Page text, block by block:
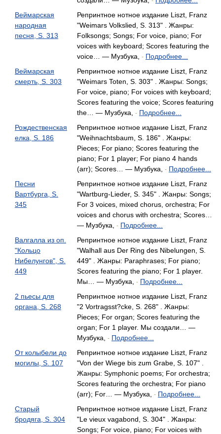
Веймарская
народная
песня, S. 313
Репринтное нотное издание Liszt, Franz
"Weimars Volkslied, S. 313" . Жанры:
Folksongs; Songs; For voice, piano; For
voices with keyboard; Scores featuring the
voice… — Музбука,
- Подробнее...
Веймарская
смерть, S. 303
Репринтное нотное издание Liszt, Franz
"Weimars Toten, S. 303" . Жанры: Songs;
For voice, piano; For voices with keyboard;
Scores featuring the voice; Scores featuring
the… — Музбука,
- Подробнее...
Рождественская
елка, S. 186
Репринтное нотное издание Liszt, Franz
"Weihnachtsbaum, S. 186" . Жанры:
Pieces; For piano; Scores featuring the
piano; For 1 player; For piano 4 hands
(arr); Scores… — Музбука,
- Подробнее...
Песни
Вартбурга, S.
345
Репринтное нотное издание Liszt, Franz
"Wartburg-Lieder, S. 345" . Жанры: Songs;
For 3 voices, mixed chorus, orchestra; For
voices and chorus with orchestra; Scores…
— Музбука,
- Подробнее...
Валгалла из оп.
"Кольцо
Нибелунгов", S.
449
Репринтное нотное издание Liszt, Franz
"Walhall aus Der Ring des Nibelungen, S.
449" . Жанры: Paraphrases; For piano;
Scores featuring the piano; For 1 player.
Мы… — Музбука,
- Подробнее...
2 пьесы для
органа, S. 268
Репринтное нотное издание Liszt, Franz
"2 Vortragsst?cke, S. 268" . Жанры:
Pieces; For organ; Scores featuring the
organ; For 1 player. Мы создали… —
Музбука,
- Подробнее...
От колыбели до
могилы, S. 107
Репринтное нотное издание Liszt, Franz
"Von der Wiege bis zum Grabe, S. 107" .
Жанры: Symphonic poems; For orchestra;
Scores featuring the orchestra; For piano
(arr); For… — Музбука,
- Подробнее...
Старый
бродяга, S. 304
Репринтное нотное издание Liszt, Franz
"Le vieux vagabond, S. 304" . Жанры:
Songs; For voice, piano; For voices with